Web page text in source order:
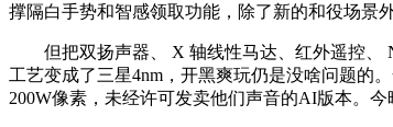
撑隔白手势和智感领取功能，除了新的和役场景
但把双扬声器、 X 轴线性马达、红外遥控、
工艺变成了三星4nm，开黑爽玩仍是没啥问题的
200W像素，未经许可发卖他们声音的AI版本。今